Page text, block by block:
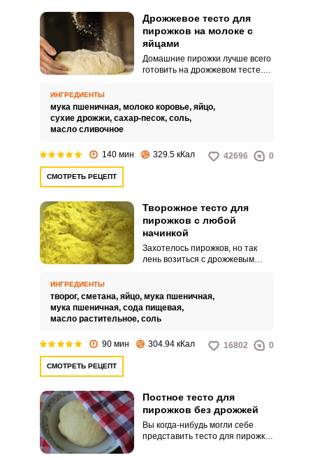
Дрожжевое тесто для
пирожков на молоке с
яйцами
Домашние пирожки лучше всего
готовить на дрожжевом тесте.
ИНГРЕДИЕНТЫ
мука пшеничная, молоко коровье, яйцо,
сухие дрожжи, сахар-песок, соль,
масло сливочное
140 мин 329.5 кКал 42696 0
СМОТРЕТЬ РЕЦЕПТ
Творожное тесто для
пирожков с любой
начинкой
Захотелось пирожков, но так
лень возиться с дрожжевым
творожного теста, а начинку
можно сделать из продуктов,
которые всегда есть в
ИНГРЕДИЕНТЫ
творог, сметана, яйцо, мука пшеничная,
мука пшеничная, сода пищевая,
масло растительное, соль
90 мин 304.94 кКал 16802 0
СМОТРЕТЬ РЕЦЕПТ
Постное тесто для
пирожков без дрожжей
Вы когда-нибудь могли себе
представить тесто для пирожков